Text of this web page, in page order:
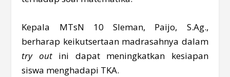
Kepala MTsN 10 Sleman, Paijo, S.Ag.,
berharap keikutsertaan madrasahnya dalam
try outini dapat meningkatkan kesiapan
siswa menghadapi TKA.